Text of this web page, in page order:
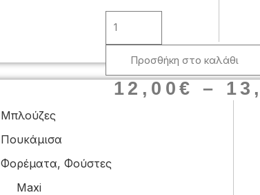
Μπλούζες
Πουκάμισα
Φορέματα, Φούστες
Maxi
Κολάν
243219Προσθήκη στο καλάθι
12,00 € –